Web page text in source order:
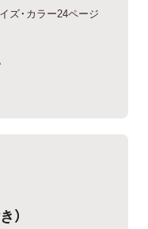
ズ・カラー24ページ
）